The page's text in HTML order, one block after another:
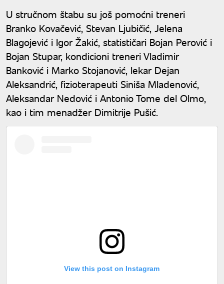
U stručnom štabu su još pomoćni treneri
Branko Kovačević, Stevan Ljubičić, Jelena
Blagojević i Igor Žakić, statističari Bojan Perović i
Bojan Stupar, kondicioni treneri Vladimir
Banković i Marko Stojanović, lekar Dejan
Aleksandrić, fizioterapeuti Siniša Mladenović,
Aleksandar Nedović i Antonio Tome del Olmo,
kao i tim menadžer Dimitrije Pušić.
View this post on Instagram